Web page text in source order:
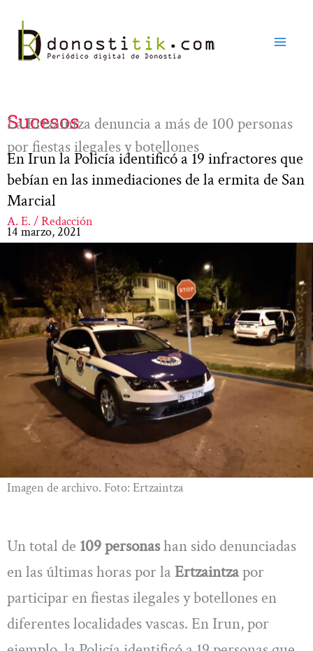
contenido
Sucesos
La Ertzaintza denuncia a más de 100 personas
por fiestas ilegales y botellones
En Irun la Policía identificó a 19 infractores que
bebían en las inmediaciones de la ermita de San
Marcial
A. E. / Redacción
14 marzo, 2021
Imagen de archivo. Foto: Ertzaintza
Un total de 109 personashan sido denunciadas
en las últimas horas por la Ertzaintzapor
participar en fiestas ilegales y botellones en
diferentes localidades vascas. En Irun, por